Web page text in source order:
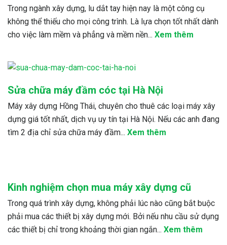
Trong ngành xây dựng, lu dắt tay hiện nay là một công cụ
không thể thiếu cho mọi công trình. Là lựa chọn tốt nhất dành
cho việc làm mềm và phẳng và mềm nền... Xem thêm
Sửa chữa máy đầm cóc tại Hà Nội
Máy xây dựng Hồng Thái, chuyên cho thuê các loại máy xây
dựng giá tốt nhất, dịch vụ uy tín tại Hà Nội. Nếu các anh đang
tìm 2 địa chỉ sửa chữa máy đầm... Xem thêm
Kinh nghiệm chọn mua máy xây dựng cũ
Trong quá trình xây dựng, không phải lúc nào cũng bắt buộc
phải mua các thiết bị xây dựng mới. Bởi nếu nhu cầu sử dụng
các thiết bị chỉ trong khoảng thời gian ngắn... Xem thêm